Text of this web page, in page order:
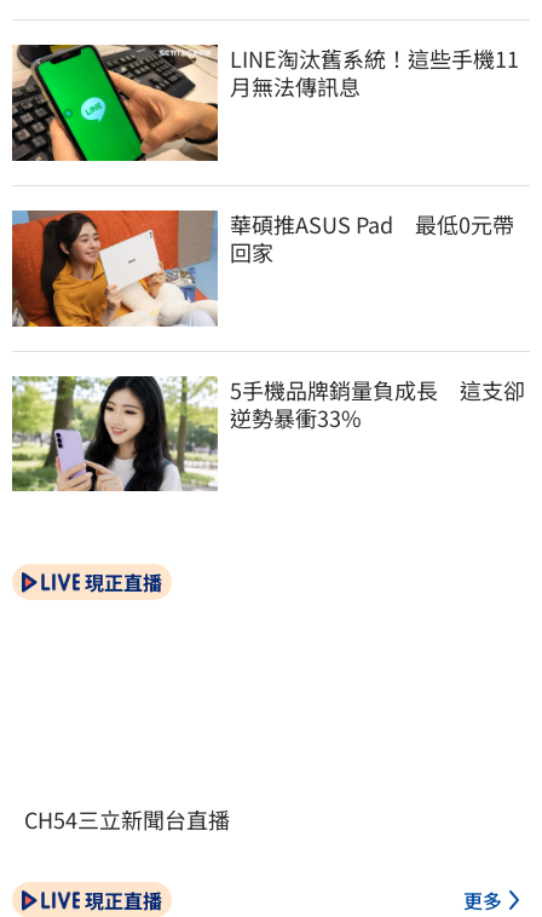
LINE淘汰舊系統！這些手機11
月無法傳訊息
華碩推ASUS Pad　最低0元帶
回家
5手機品牌銷量負成長　這支卻
逆勢暴衝33%
現正直播
CH54三立新聞台直播
現正直播 更多